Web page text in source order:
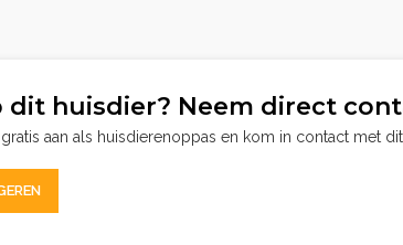
dit huisdier? Neem direct
aan als huisdierenoppas en kom in contact met dit